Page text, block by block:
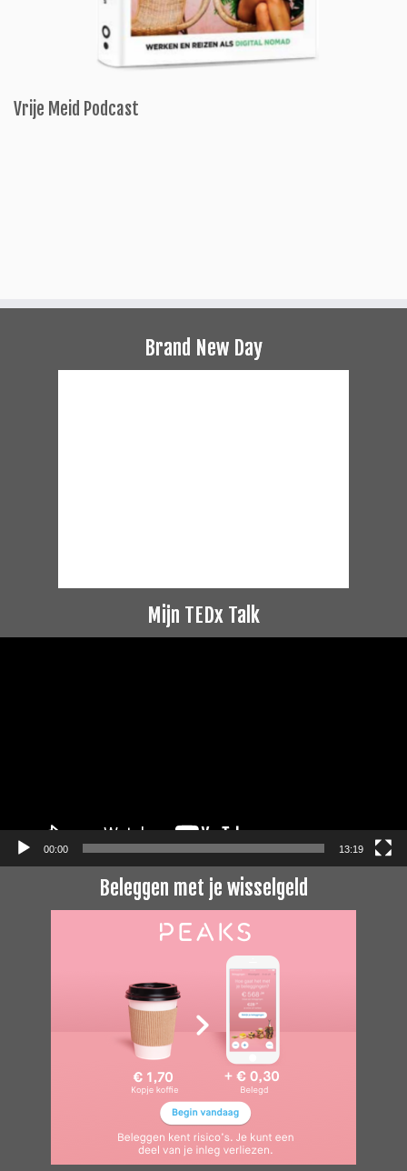
Vrije Meid Podcast
Brand New Day
Mijn TEDx Talk
00:00 13:19
Beleggen met je wisselgeld